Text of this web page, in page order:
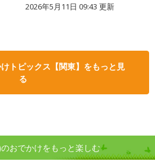
2026年5月11日 09:43 更新
トピックス【関東】をもっと見
る
おでかけをもっと楽しむ